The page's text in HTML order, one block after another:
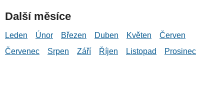
Další měsíce
Leden Únor Březen Duben Květen
Červen
Červenec
Srpen Září Říjen Listopad Prosinec